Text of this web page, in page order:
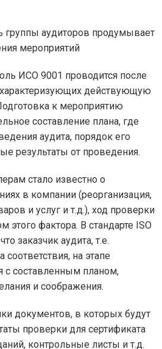
группы аудиторов продумывает
мероприятий
ИСО 9001 проводится после
действующую
к мероприятию
составление плана, где
аудита, порядок его
результаты от проведения.
стало известно о
в компании (реорганизация,
и услуг и т.д.), ход проверки
этого фактора. В стандарте ISO
заказчик аудита, т.е.
на этапе
с составленным планом,
и соображения.
документов, в которых будут
проверки для сертификата
контрольные листы и т.д.